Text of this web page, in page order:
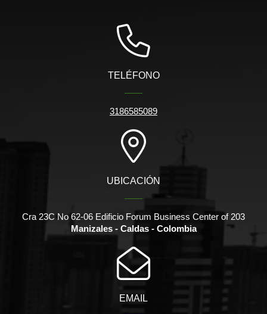
TELÉFONO
3186585089
UBICACIÓN
Cra 23C No 62-06 Edificio Forum Business Center of 203
Manizales - Caldas - Colombia
EMAIL